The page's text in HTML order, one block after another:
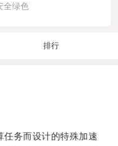
全绿色
排行
务而设计的特殊加速